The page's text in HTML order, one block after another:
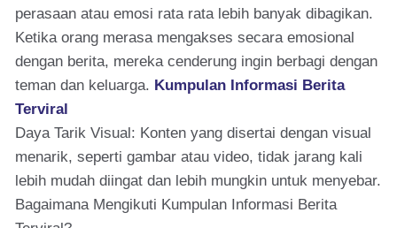
perasaan atau emosi rata rata lebih banyak dibagikan.
Ketika orang merasa mengakses secara emosional
dengan berita, mereka cenderung ingin berbagi dengan
teman dan keluarga. Kumpulan Informasi Berita
Terviral
Daya Tarik Visual: Konten yang disertai dengan visual
menarik, seperti gambar atau video, tidak jarang kali
lebih mudah diingat dan lebih mungkin untuk menyebar.
Bagaimana Mengikuti Kumpulan Informasi Berita